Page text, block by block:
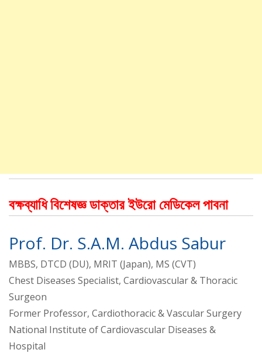
বক্ষব্যাধি বিশেষজ্ঞ ডাক্তার ইউরো মেডিকেল পাবনা
Prof. Dr. S.A.M. Abdus Sabur
MBBS, DTCD (DU), MRIT (Japan), MS (CVT)
Chest Diseases Specialist, Cardiovascular & Thoracic
Surgeon
Former Professor, Cardiothoracic & Vascular Surgery
National Institute of Cardiovascular Diseases &
Hospital